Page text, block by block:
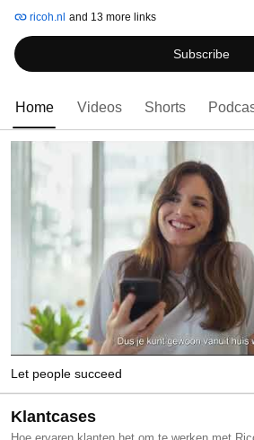
automation to modern IT infrastructures, cloud
environments, and high‑quality production
ricoh.nl and 13 more links
Subscribe
Home Videos Shorts
Let people succeed
Klantcases